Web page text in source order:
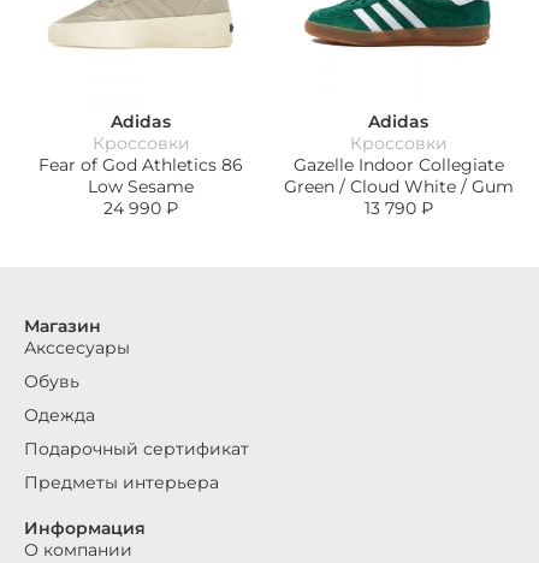
Adidas
Кроссовки
Fear of God Athletics 86
Low Sesame
24 990 ₽
Adidas
Кроссовки
Gazelle Indoor Collegiate
Green / Cloud White / Gum
13 790 ₽
Магазин
Акссесуары
Обувь
Одежда
Подарочный сертификат
Предметы интерьера
Информация
О компании